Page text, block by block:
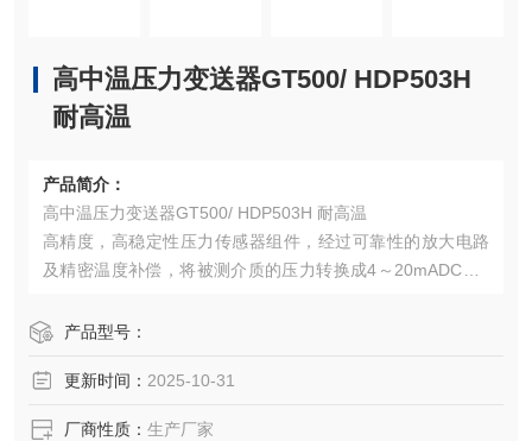
高中温压力变送器GT500/ HDP503H
耐高温
产品简介：
高中温压力变送器GT500/ HDP503H 耐高温
高精度，高稳定性压力传感器组件，经过可靠性的放大电路
及精密温度补偿，将被测介质的压力转换成4～20mADC、0
感器、封装技术以及*的装配工艺确保了该产品的优异质量和
产品型号：
更新时间： 2025-10-31
厂商性质： 生产厂家